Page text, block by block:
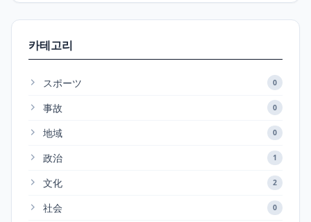
카테고리
スポーツ 0
事故 0
地域 0
政治 1
文化 2
社会 0